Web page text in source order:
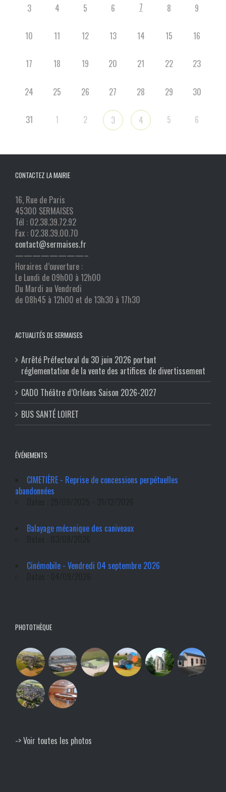
3 4 5 6 7 8 9
10 11 12 13 14 15 16
17 18 19 20 21 22 23
24 25 26 27 28 29 30
31 1 2 3 4 5 6
CONTACTEZ LA MAIRIE
16, Rue de Paris
45300 SERMAISES
Tél : 02.38.39.72.92
Fax : 02.38.39.00.70
contact@sermaises.fr
————————–
Horaires d’ouverture :
Le Lundi de 09h00 à 12h00
Du Mardi au Vendredi
de 08h45 à 12h00 et de 13h30 à 17h30
ACTUALITÉS DE SERMAISES
Arrêté Préfectoral du 30 juin 2026 portant
réglementation de la vente des artifices de divertissement
CADO Théâtre d’Orléans Saison 2026-2027
BUS SANTÉ LOIRET
ÉVÉNEMENTS
CIMETIÈRE - Reprise de concessions perpétuelles
abandonnées
Balayage mécanique des caniveaux
Cinémobile - Vendredi 04 septembre 2026
PHOTOTHÈQUE
-> Voir toutes les photos